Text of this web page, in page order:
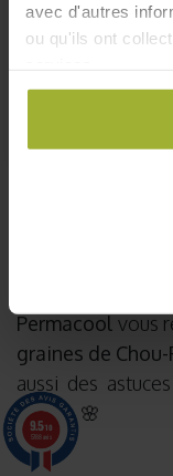
avec d'autres
ou qu'ils ont
Le printemps
le potager se
Permacool vous
graines de
aussi des
saison. 🌸
9.5/10
5788 avis